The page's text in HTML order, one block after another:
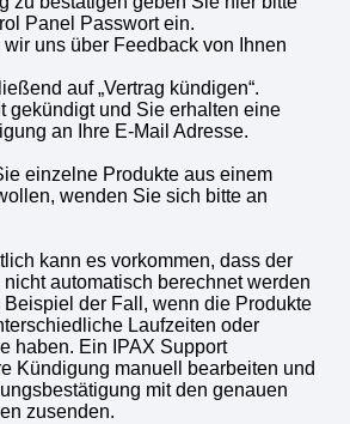
Panel Passwort ein.
uns über Feedback von Ihnen
auf „Vertrag kündigen“.
gekündigt und Sie erhalten eine
an Ihre E-Mail Adresse.
einzelne Produkte aus einem
wenden Sie sich bitte an
kann es vorkommen, dass der
automatisch berechnet werden
Beispiel der Fall, wenn die Produkte
Laufzeiten oder
haben. Ein IPAX Support
Kündigung manuell bearbeiten und
mit den genauen
zusenden.